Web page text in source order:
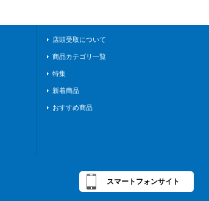
店頭受取について
商品カテゴリ一覧
特集
新着商品
おすすめ商品
スマートフォンサイト